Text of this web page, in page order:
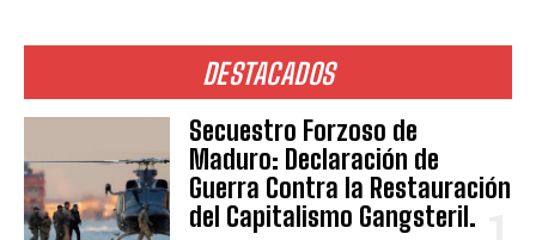
DESTACADOS
Secuestro Forzoso de
Maduro: Declaración de
Guerra Contra la Restauración
del Capitalismo Gangsteril.